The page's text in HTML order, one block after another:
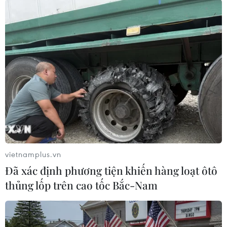
tố dư thừa trong cơ thể - điều này rất quan trọng
với quá trình giảm cân lành mạnh.
Tăng cường quá trình đào thải độc tố
Dưa hấu có tính lợi tiểu nhẹ, giúp cơ thể loại bỏ
muối và nước dư thừa, từ đó giảm hiện tượng
“giữ nước” gây tăng cân giả; thanh lọc gan và
thận, giúp cải thiện quá trình trao đổi chất và hỗ
trợ tiêu mỡ.
vietnamplus.vn
Đã xác định phương tiện khiến hàng loạt ôtô
thủng lốp trên cao tốc Bắc-Nam